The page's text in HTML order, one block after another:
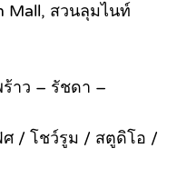
Mall, สวนลุมไนท์
าว – รัชดา –
ศ / โชว์รูม / สตูดิโอ /